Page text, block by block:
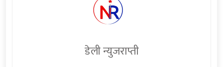
डेली न्युजराप्ती